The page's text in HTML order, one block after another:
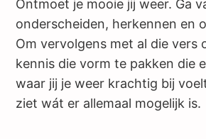
Ontmoet je mooie jij weer. Ga
onderscheiden, herkennen en
Om vervolgens met al die vers
kennis die vorm te pakken die
waar jij je weer krachtig bij
ziet wát er allemaal mogelijk is.